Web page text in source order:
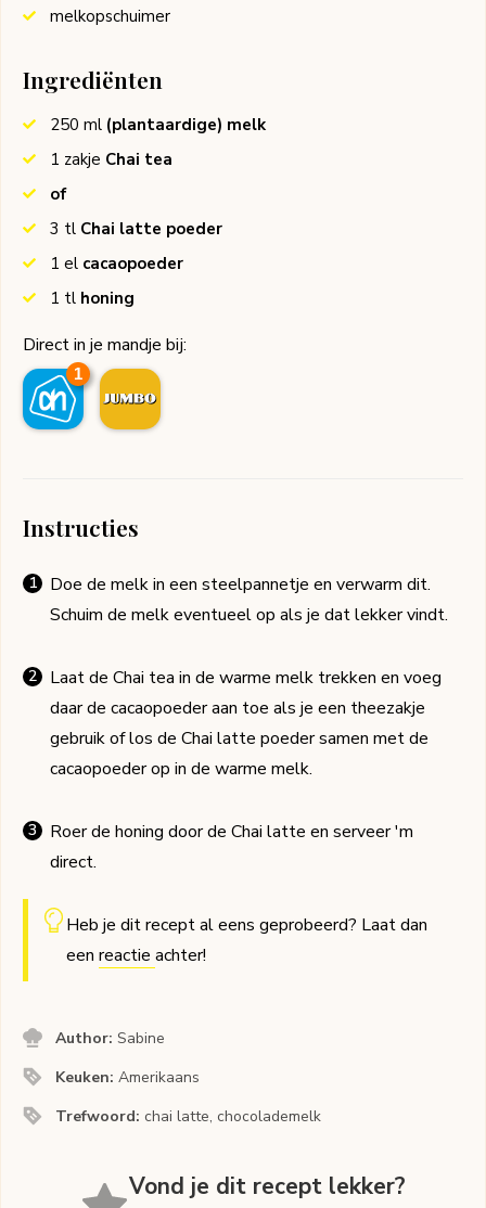
melkopschuimer
Ingrediënten
250 ml (plantaardige) melk
1 zakje Chai tea
of
3 tl Chai latte poeder
1 el cacaopoeder
1 tl honing
Direct in je mandje bij:
1
Instructies
Doe de melk in een steelpannetje en verwarm dit.
Schuim de melk eventueel op als je dat lekker vindt.
Laat de Chai tea in de warme melk trekken en voeg
daar de cacaopoeder aan toe als je een theezakje
gebruik of los de Chai latte poeder samen met de
cacaopoeder op in de warme melk.
Roer de honing door de Chai latte en serveer 'm
direct.
Heb je dit recept al eens geprobeerd? Laat dan
een reactie achter!
Author:Sabine
Keuken:Amerikaans
Trefwoord: chai latte, chocolademelk
Vond je dit recept lekker?